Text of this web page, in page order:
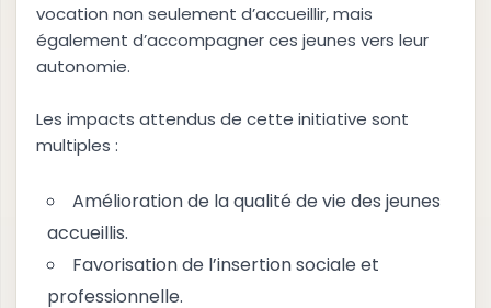
vocation non seulement d’accueillir, mais
également d’accompagner ces jeunes vers leur
autonomie.
Les impacts attendus de cette initiative sont
multiples :
Amélioration de la qualité de vie des jeunes
accueillis.
Favorisation de l’insertion sociale et
professionnelle.